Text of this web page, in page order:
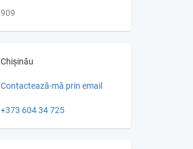
909
Chișinău
Contactează-mă prin email
+373 604 34 725